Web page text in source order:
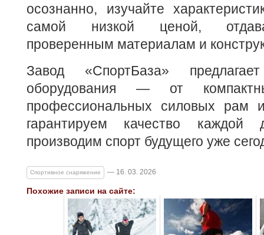
осознанно, изучайте
самой низкой ценой,
проверенным материалам и
Завод «СпортБаза»
оборудования — от
профессиональных силовых рам
гарантируем качество
производим спорт будущего уже
Спортивное снаряжение — 16. 03. 2026
Похожие записи на сайте: